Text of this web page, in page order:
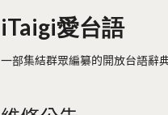
iTaigi愛台語
一部集結群眾編纂的開放台語辭